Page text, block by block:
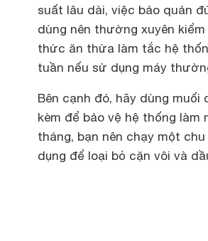
suất lâu dài, việc bảo quản
dùng nên thường xuyên
thức ăn thừa làm tắc hệ
tuần nếu sử dụng máy
Bên cạnh đó, hãy dùng
kèm để bảo vệ hệ thống làm
tháng, bạn nên chạy một
dụng để loại bỏ cặn vôi và